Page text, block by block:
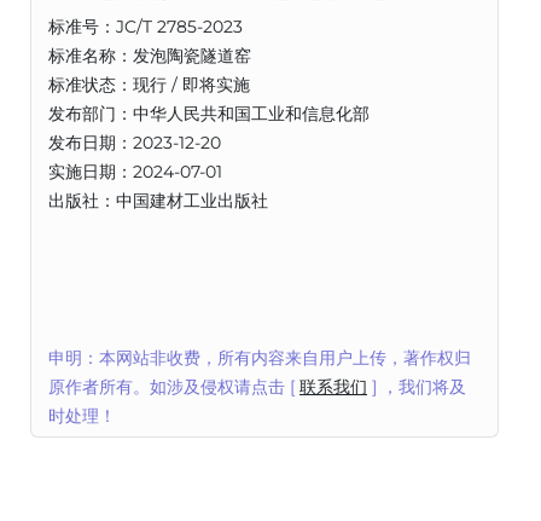
标准号：JC/T 2785-2023
标准名称：发泡陶瓷隧道窑
标准状态：现行 / 即将实施
发布部门：中华人民共和国工业和信息化部
发布日期：2023-12-20
实施日期：2024-07-01
出版社：中国建材工业出版社
申明：本网站非收费，所有内容来自用户上传，著作权归
原作者所有。如涉及侵权请点击 [ 联系我们 ] ，我们将及
时处理！